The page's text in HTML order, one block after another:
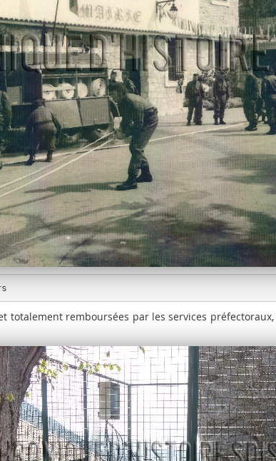
totalement remboursées par les services